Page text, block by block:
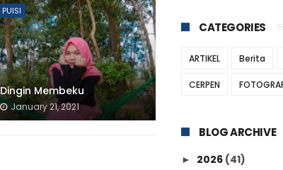
PUISI
Dingin Membeku
January 21, 2021
CATEGORIES
ARTIKEL Berita
CERPEN
BLOG ARCHIVE
► 2026 (41)